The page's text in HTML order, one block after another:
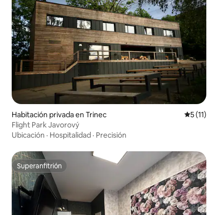
Habitación privada en Trinec
5 (11)
Flight Park Javorový
Ubicación · Hospitalidad · Precisión
Superanfitrión
Superanfitrión